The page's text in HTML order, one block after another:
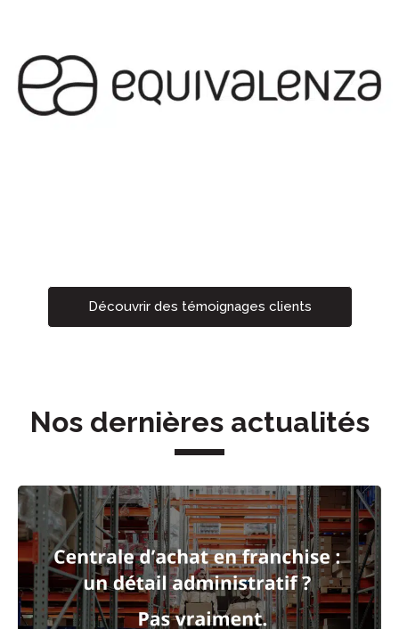
Découvrir des témoignages clients
Nos dernières actualités